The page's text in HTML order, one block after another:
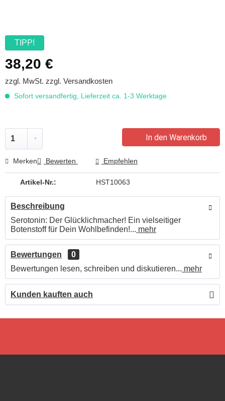
TIPP!
38,20 €
zzgl. MwSt. zzgl. Versandkosten
Sofort versandfertig, Lieferzeit ca. 1-3 Werktage
In den Warenkorb
Merken Bewerten Empfehlen
Artikel-Nr.: HST10063
Beschreibung
Serotonin: Der Glücklichmacher! Ein vielseitiger
Botenstoff für Dein Wohlbefinden!... mehr
Bewertungen
0
Bewertungen lesen, schreiben und diskutieren... mehr
Kunden kauften auch